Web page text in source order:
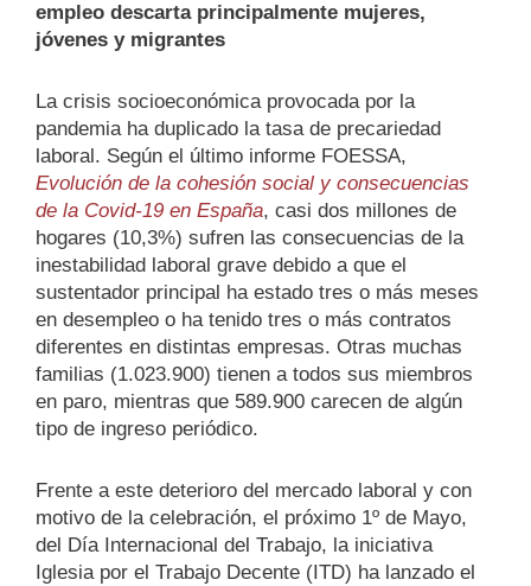
empleo descarta principalmente mujeres,
jóvenes y migrantes
La crisis socioeconómica provocada por la
pandemia ha duplicado la tasa de precariedad
laboral. Según el último informe FOESSA,
Evolución de la cohesión social y consecuencias
de la Covid-19 en España, casi dos millones de
hogares (10,3%) sufren las consecuencias de la
inestabilidad laboral grave debido a que el
sustentador principal ha estado tres o más meses
en desempleo o ha tenido tres o más contratos
diferentes en distintas empresas. Otras muchas
familias (1.023.900) tienen a todos sus miembros
en paro, mientras que 589.900 carecen de algún
tipo de ingreso periódico.
Frente a este deterioro del mercado laboral y con
motivo de la celebración, el próximo 1º de Mayo,
del Día Internacional del Trabajo, la iniciativa
Iglesia por el Trabajo Decente (ITD) ha lanzado el